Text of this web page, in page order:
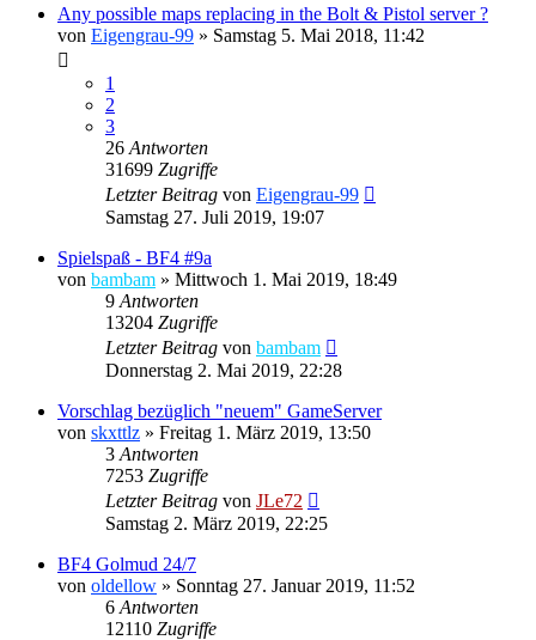
Any possible maps replacing in the Bolt & Pistol server ?
von Eigengrau-99 » Samstag 5. Mai 2018, 11:42
1
2
3
26 Antworten
31699 Zugriffe
Letzter Beitrag von Eigengrau-99
Samstag 27. Juli 2019, 19:07
Spielspaß - BF4 #9a
von bambam » Mittwoch 1. Mai 2019, 18:49
9 Antworten
13204 Zugriffe
Letzter Beitrag von bambam
Donnerstag 2. Mai 2019, 22:28
Vorschlag bezüglich "neuem" GameServer
von skxttlz » Freitag 1. März 2019, 13:50
3 Antworten
7253 Zugriffe
Letzter Beitrag von JLe72
Samstag 2. März 2019, 22:25
BF4 Golmud 24/7
von oldellow » Sonntag 27. Januar 2019, 11:52
6 Antworten
12110 Zugriffe